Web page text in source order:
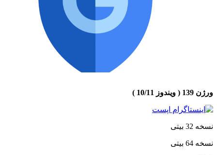
ورژن 139 ( ویندوز 10/11 )
نسخه 32 بیتی
نسخه 64 بیتی